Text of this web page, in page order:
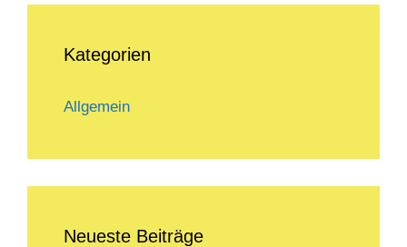
Kategorien
Allgemein
Neueste Beiträge